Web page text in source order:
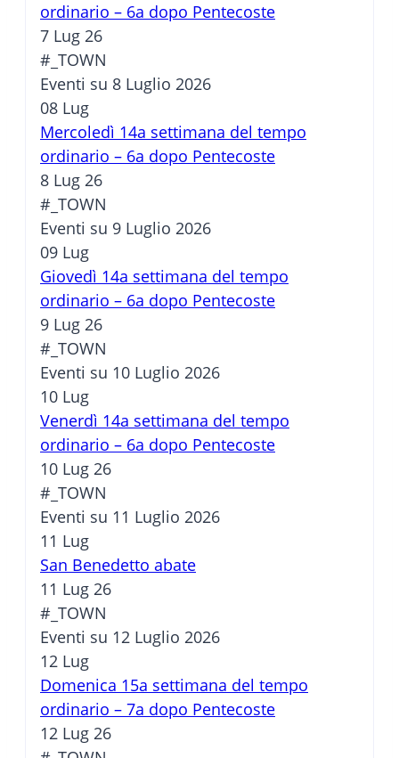
ordinario – 6a dopo Pentecoste
7 Lug 26
#_TOWN
Eventi su 8 Luglio 2026
08 Lug
Mercoledì 14a settimana del tempo
ordinario – 6a dopo Pentecoste
8 Lug 26
#_TOWN
Eventi su 9 Luglio 2026
09 Lug
Giovedì 14a settimana del tempo
ordinario – 6a dopo Pentecoste
9 Lug 26
#_TOWN
Eventi su 10 Luglio 2026
10 Lug
Venerdì 14a settimana del tempo
ordinario – 6a dopo Pentecoste
10 Lug 26
#_TOWN
Eventi su 11 Luglio 2026
11 Lug
San Benedetto abate
11 Lug 26
#_TOWN
Eventi su 12 Luglio 2026
12 Lug
Domenica 15a settimana del tempo
ordinario – 7a dopo Pentecoste
12 Lug 26